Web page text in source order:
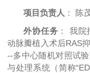
项目负责人 ： 陈
外协任务 ： 我
动脉瓣植入术后RAS
--多中心随机对照试
与处理系统（简称